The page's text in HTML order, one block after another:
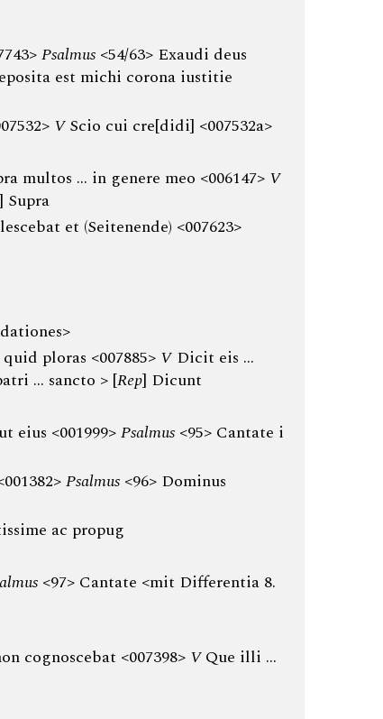
Psalmus <54/63> Exaudi deus
est michi corona iustitie
VScio cui cre[didi] <007532a>
multos … in genere meo <006147> V
] Supra
et (Seitenende) <007623>
ploras <007885> V Dicit eis …
… sancto > [Rep] Dicunt
eius <001999>Psalmus <95> Cantate i
Psalmus <96> Dominus
ac propug
<97> Cantate <mit Differentia 8.
cognoscebat <007398> VQue illi …